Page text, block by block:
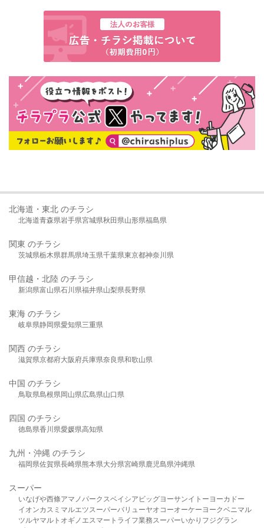
北海道・東北 のチラシ
北海道青森県岩手県宮城県秋田県山形県福島県
関東 のチラシ
茨城県栃木県群馬県埼玉県千葉県東京都神奈川県
甲信越・北陸 のチラシ
新潟県富山県石川県福井県山梨県長野県
東海 のチラシ
岐阜県静岡県愛知県三重県
関西 のチラシ
滋賀県京都府大阪府兵庫県奈良県和歌山県
中国 のチラシ
鳥取県島根県岡山県広島県山口県
四国 のチラシ
徳島県香川県愛媛県高知県
九州・沖縄 のチラシ
福岡県佐賀県長崎県熊本県大分県宮崎県鹿児島県沖縄県
スーパー
いなげや西條アマノパークスベイシア ビッグヨーサンイトーヨーカドー
イオンカスミ マルエツスーパーバリューヤオコーオーケー ヨークベニマル
ツルヤマルト オギノ エスマート ライフ業務スーパーいかり フジグラン